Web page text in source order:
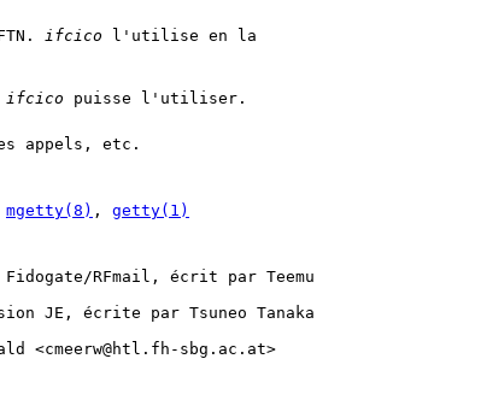
ifcico l'utilise en la
ifcico
puisse l'utiliser.
appels, etc.
mgetty(8) , getty(1)
RFmail, écrit par Teemu
JE, écrite par Tsuneo Tanaka
<cmeerw@htl.fh-sbg.ac.at>